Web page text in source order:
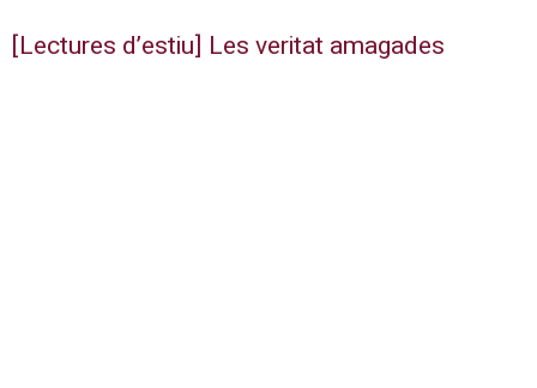
[Lectures d’estiu] Les veritat amagades